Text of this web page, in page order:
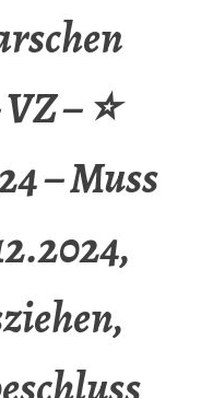
– ⭐
– Muss